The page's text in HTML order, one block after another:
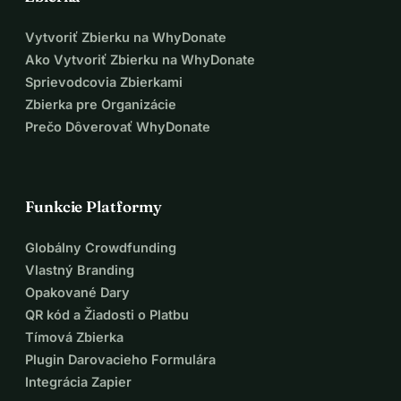
Vytvoriť Zbierku na WhyDonate
Ako Vytvoriť Zbierku na WhyDonate
Sprievodcovia Zbierkami
Zbierka pre Organizácie
Prečo Dôverovať WhyDonate
Funkcie Platformy
Globálny Crowdfunding
Vlastný Branding
Opakované Dary
QR kód a Žiadosti o Platbu
Tímová Zbierka
Plugin Darovacieho Formulára
Integrácia Zapier